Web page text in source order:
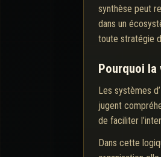
synthèse peut
dans un
toute stratégie
Pourquoi
Les systèmes
jugent
de faciliter
Dans cette